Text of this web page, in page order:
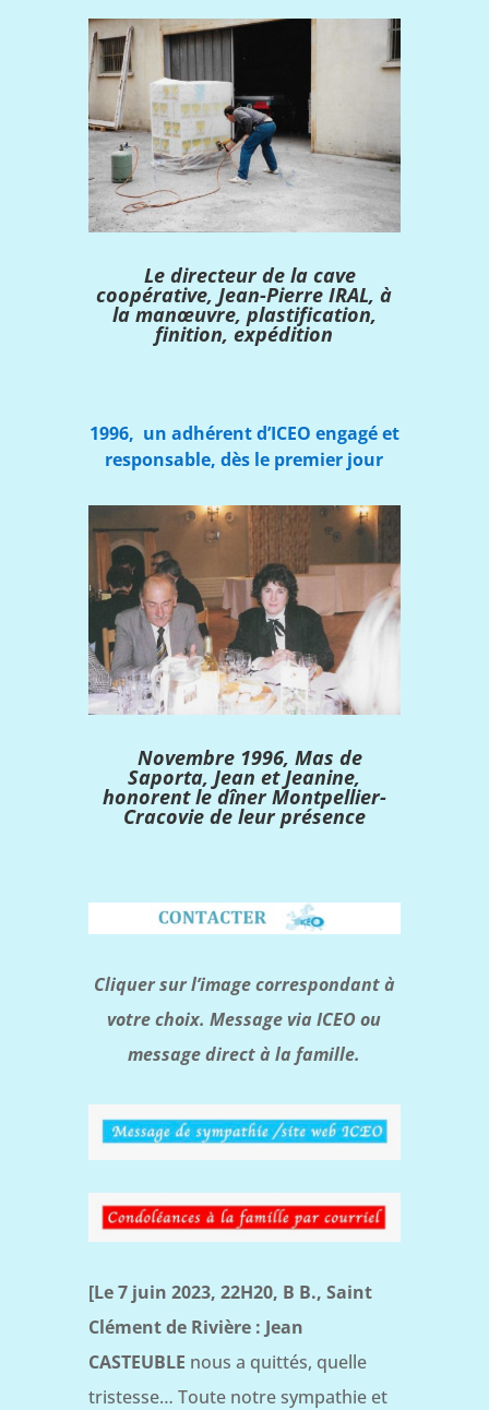
Le directeur de la cave
coopérative, Jean-Pierre IRAL, à
la manœuvre, plastification,
finition, expédition
1996, un adhérent d’ICEO engagé et
responsable, dès le premier jour
Novembre 1996, Mas de
Saporta, Jean et Jeanine,
honorent le dîner Montpellier-
Cracovie de leur présence
Cliquer sur l’image correspondant à
votre choix. Message via ICEO ou
message direct à la famille.
[Le 7 juin 2023, 22H20, B B., Saint
Clément de Rivière : Jean
CASTEUBLE nous a quittés, quelle
tristesse… Toute notre sympathie et